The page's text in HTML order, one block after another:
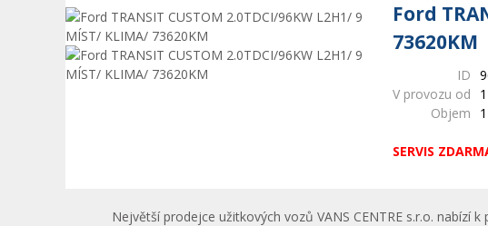
Ford
73620KM
ID
V provozu od
Objem
SERVIS
Největší prodejce užitkových vozů VANS CENTRE s.r.o. nabízí